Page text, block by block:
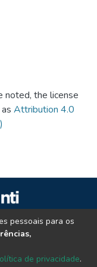
noted, the license
Attribution 4.0
UENP
Send Feedback
pessoais para os
de privacidade.